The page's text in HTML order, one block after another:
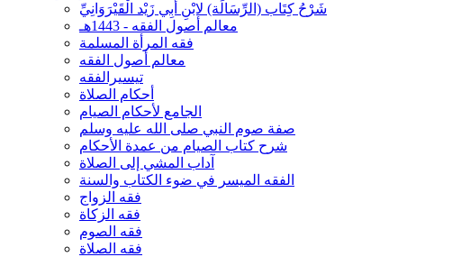
شَرْحُ كِتَاب (الرِّسَالَة) لابْنِ أبِي زَيْد الْقَيْرَوَانِيِّ
معالم أصول الفقه - 1443هـ
فقه المرأة المسلمة
معالم أصول الفقه
تيسيرالفقه
أحكام الصلاة
الجامع لأحكام الصيام
صفة صوم النبي صلى الله عليه وسلم
شرح كتاب الصيام من عمدة الأحكام
آداب المشي إلى الصلاة
الفقه الميسر في ضوء الكتاب والسنة
فقه الزواج
فقه الزكاة
فقه الصوم
فقه الصلاة